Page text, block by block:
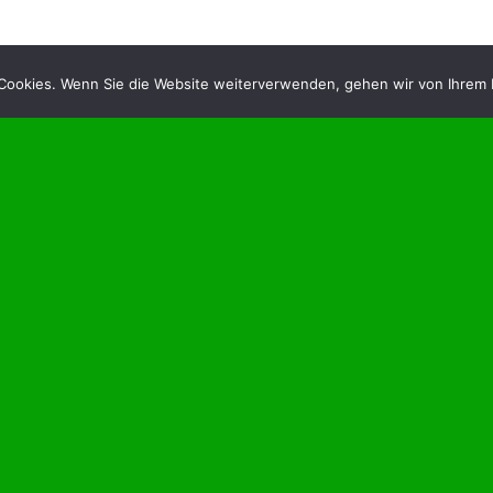
Wenn Sie die Website weiterverwenden, gehen wir von Ihrem